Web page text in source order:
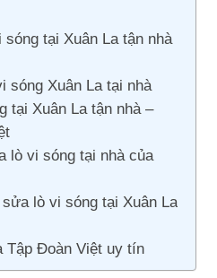
tại Xuân La tận nhà
sóng Xuân La tại nhà
tại Xuân La tận nhà –
lò vi sóng tại nhà của
lò vi sóng tại Xuân La
Tập Đoàn Việt uy tín